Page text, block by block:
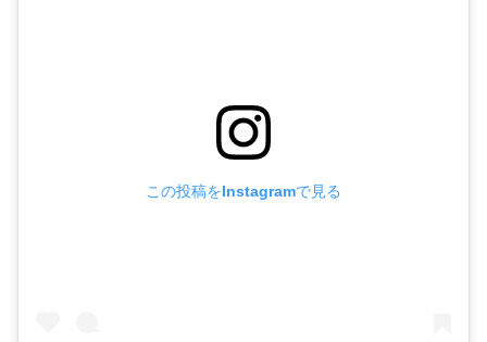
この投稿をInstagramで見る